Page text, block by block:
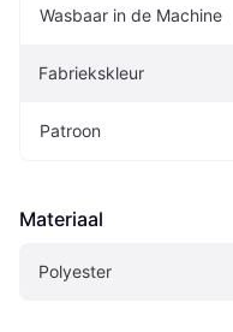
Wasbaar in de Machine
Fabriekskleur
Patroon
Materiaal
Polyester